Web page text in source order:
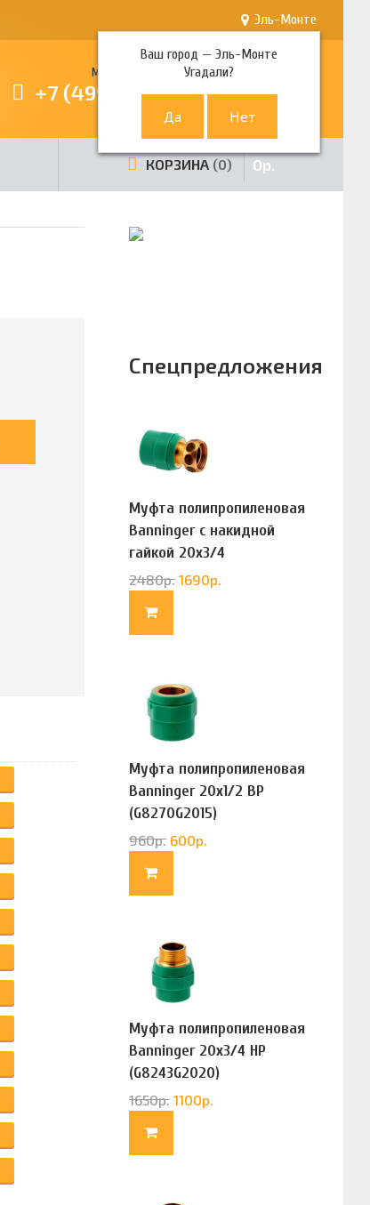
Эль-Монте
Ваш город —Эль-Монте
Угадали?
Многоканальный телефон
+7 (499) 380-80-80
КОРЗИНА 0 0р.
Спецпредложения
Муфта полипропиленовая
Banninger с накидной
гайкой 20х3/4
(G83322020)
2480р. 1690р.
Муфта полипропиленовая
Banninger 20х1/2 ВР
(G8270G2015)
960р. 600р.
Муфта полипропиленовая
Banninger 20х3/4 НР
(G8243G2020)
1650р. 1100р.